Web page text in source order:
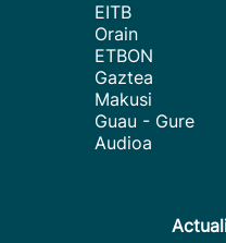
EITB
Orain
ETBON
Gaztea
Makusi
Guau - Gure
Audioa